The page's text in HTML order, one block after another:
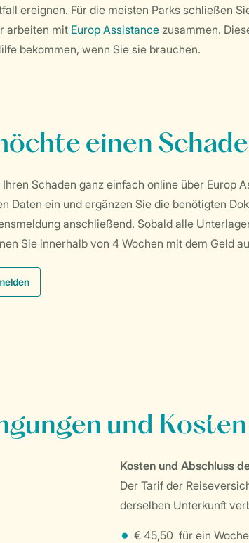
ereignen. Für die meisten Parks schließen
arbeiten mit Europ Assistance zusammen.
bekommen, wenn Sie sie brauchen.
einen
Schaden ganz einfach online über Europ
Daten ein und ergänzen Sie die benötigten
anschließend. Sobald alle
Sie innerhalb von 4 Wochen mit dem Geld
und Kosten
Kosten und Abschluss
Der Tarif der
derselben Unterkunft
€ 45,50 für ein